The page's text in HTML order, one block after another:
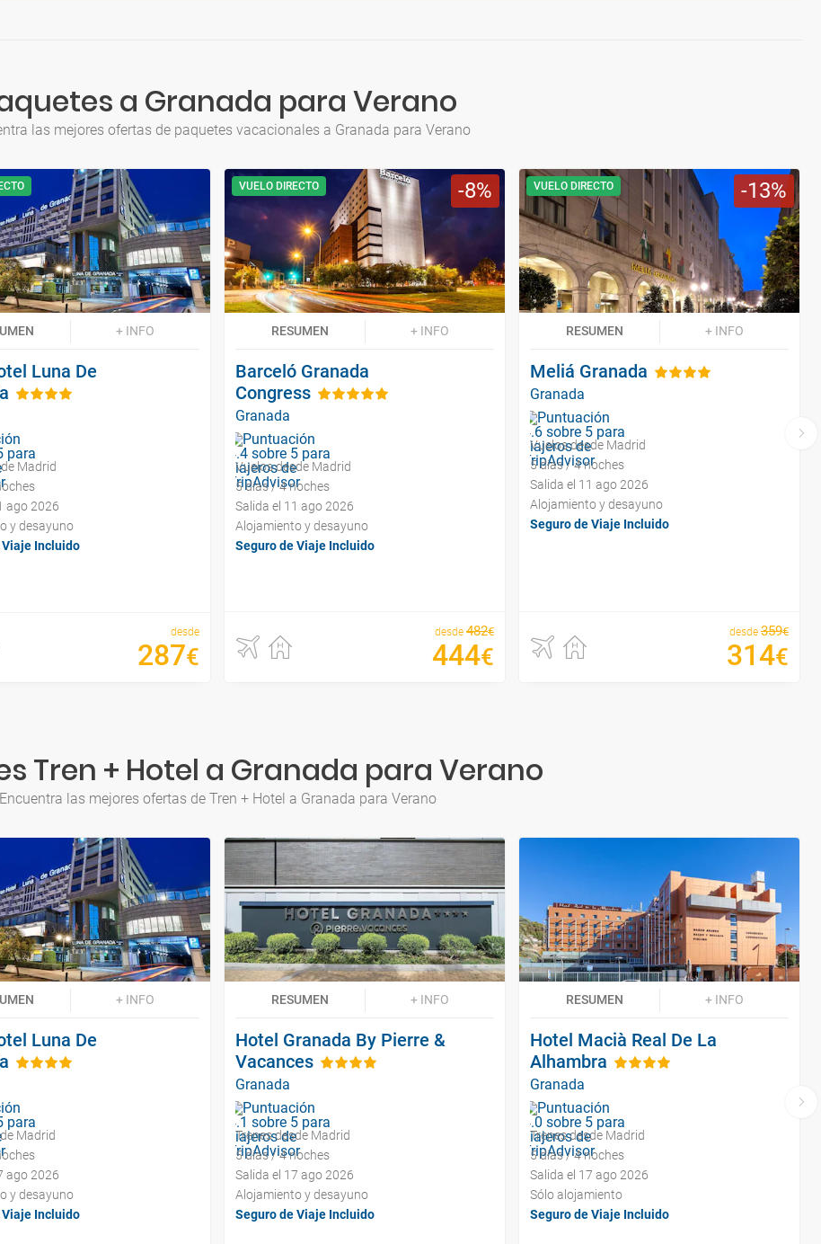
a Granada para Verano
las mejores ofertas de paquetes vacacionales a Granada para Verano
+ INFO
Luna De
Madrid
ago 2026
y desayuno
Viaje Incluido
desde
287€
8
VUELO DIRECTO
RESUMEN + INFO
Barceló Granada
Congress
Granada
Vuelos desde Madrid
5 días / 4 noches
Salida el 11 ago 2026
Alojamiento y desayuno
Seguro de Viaje Incluido
desde 482€
444€
13
VUELO DIRECTO
RESUMEN + INFO
Meliá Granada
Granada
Vuelos desde Madrid
5 días / 4 noches
Salida el 11 ago 2026
Alojamiento y desayuno
Seguro de Viaje Incluido
desde 359€
314€
Tren + Hotel a Granada para Verano
Encuentra las mejores ofertas de Tren + Hotel a Granada para Verano
+ INFO
Luna De
Madrid
ago 2026
y desayuno
Viaje Incluido
RESUMEN + INFO
Hotel Granada By Pierre &
Vacances
Granada
Trenes desde Madrid
5 días / 4 noches
Salida el 17 ago 2026
Alojamiento y desayuno
Seguro de Viaje Incluido
RESUMEN + INFO
Hotel Macià Real De La
Alhambra
Granada
Trenes desde Madrid
5 días / 4 noches
Salida el 17 ago 2026
Sólo alojamiento
Seguro de Viaje Incluido